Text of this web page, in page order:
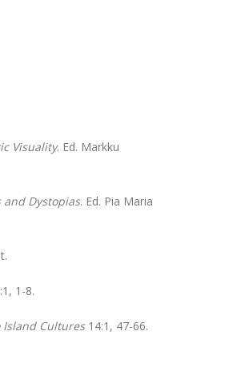
Visuality. Ed. Markku
Dystopias. Ed. Pia Maria
1-8.
Island Cultures14:1, 47-66.